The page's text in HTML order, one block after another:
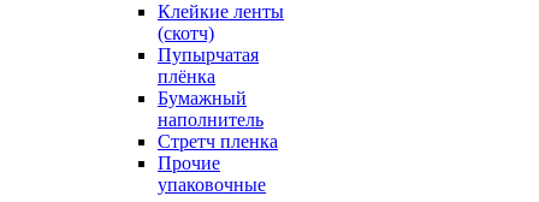
Клейкие ленты
(скотч)
Пупырчатая
плёнка
Бумажный
наполнитель
Стретч пленка
Прочие
упаковочные